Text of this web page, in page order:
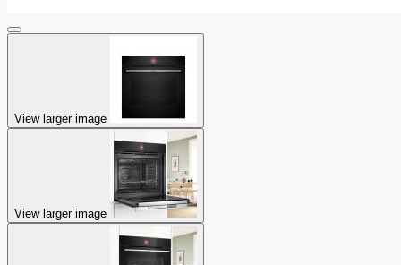
View larger image
View larger image